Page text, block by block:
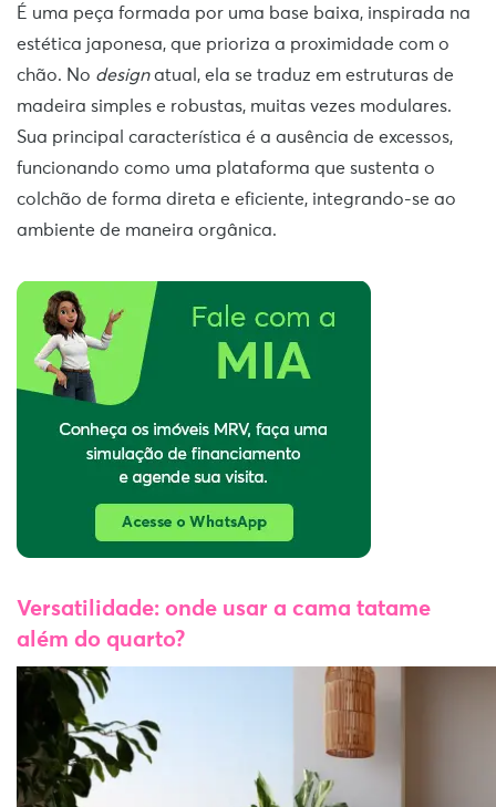
É uma peça formada por uma base baixa, inspirada na
estética japonesa, que prioriza a proximidade com o
chão. No designatual, ela se traduz em estruturas de
madeira simples e robustas, muitas vezes modulares.
Sua principal característica é a ausência de excessos,
funcionando como uma plataforma que sustenta o
colchão de forma direta e eficiente, integrando-se ao
ambiente de maneira orgânica.
Versatilidade: onde usar a cama tatame
além do quarto?